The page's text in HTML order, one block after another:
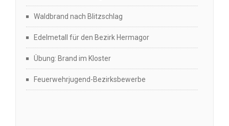
Waldbrand nach Blitzschlag
Edelmetall für den Bezirk Hermagor
Übung: Brand im Kloster
Feuerwehrjugend-Bezirksbewerbe